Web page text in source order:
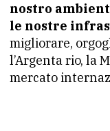
nostro
le nostre
migliorare,
l’Argenta rio, la
mercato